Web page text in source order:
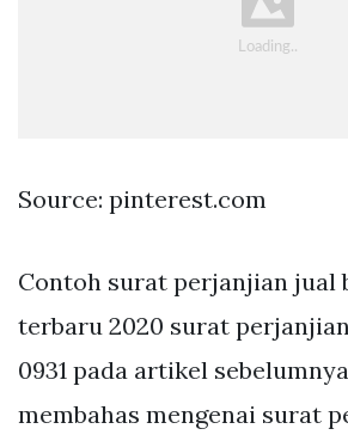
Source: pinterest.com
Contoh surat perjanjian jual
terbaru 2020 surat
0931 pada artikel
membahas mengenai surat